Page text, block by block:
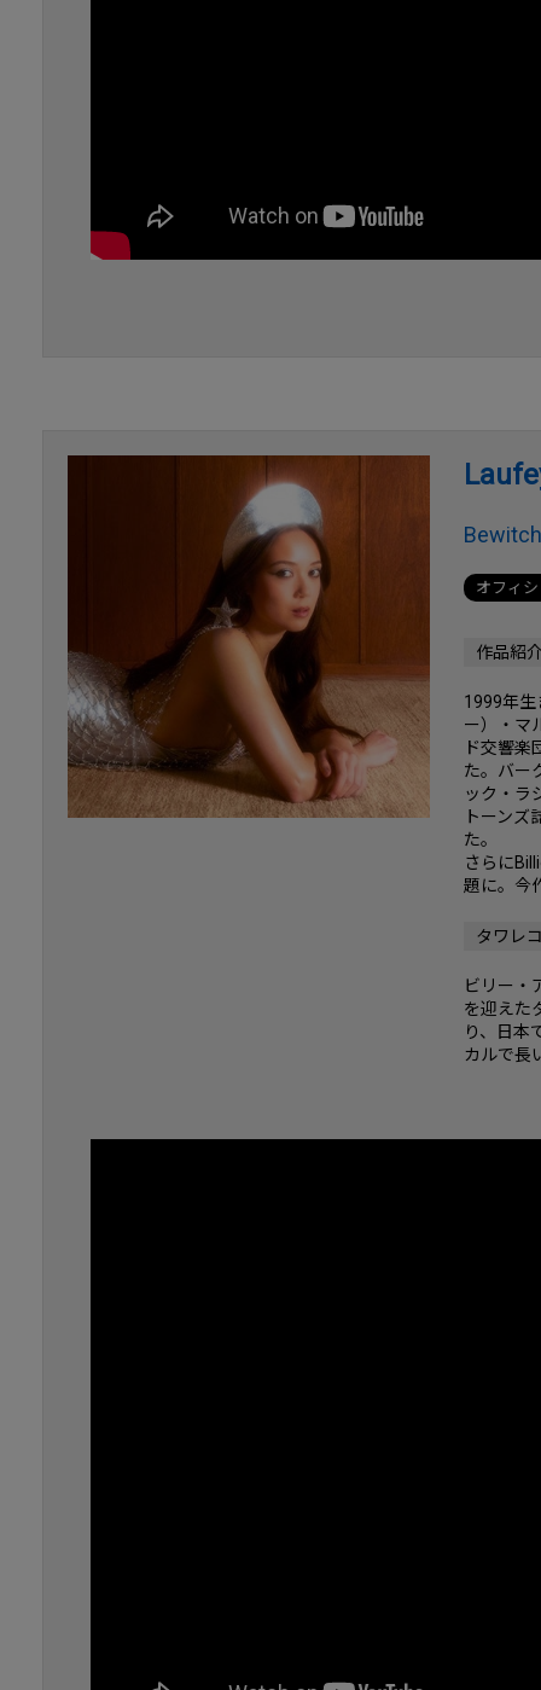
オフィ
作品紹
1999年生
ー）・マ
ド交響
た。バー
ック・ラ
トーン
た。
さらに
題に。今
タワレ
ビリー・
を迎えた
り、日本
カルで長